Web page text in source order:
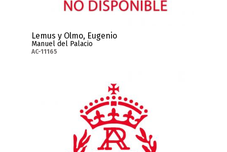
Lemus y Olmo, Eugenio
Manuel del Palacio
AC-11165